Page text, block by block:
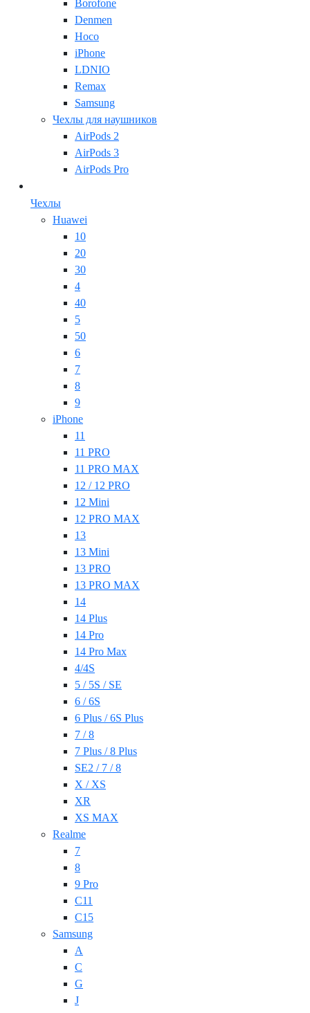
Borofone
Denmen
Hoco
iPhone
LDNIO
Remax
Samsung
Чехлы для наушников
AirPods 2
AirPods 3
AirPods Pro
Чехлы
Huawei
10
20
30
4
40
5
50
6
7
8
9
iPhone
11
11 PRO
11 PRO MAX
12 / 12 PRO
12 Mini
12 PRO MAX
13
13 Mini
13 PRO
13 PRO MAX
14
14 Plus
14 Pro
14 Pro Max
4/4S
5 / 5S / SE
6 / 6S
6 Plus / 6S Plus
7 / 8
7 Plus / 8 Plus
SE2 / 7 / 8
X / XS
XR
XS MAX
Realme
7
8
9 Pro
C11
C15
Samsung
A
C
G
J